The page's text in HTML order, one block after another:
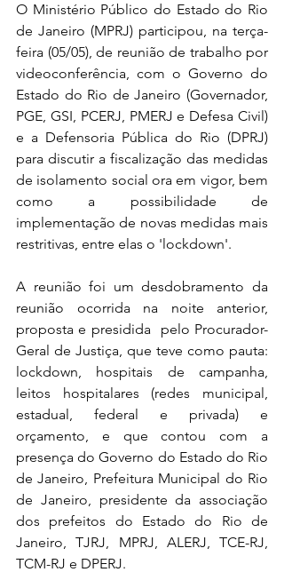
O Ministério Público do Estado do Rio
de Janeiro (MPRJ) participou, na terça-
feira (05/05), de reunião de trabalho por
videoconferência, com o Governo do
Estado do Rio de Janeiro (Governador,
PGE, GSI, PCERJ, PMERJ e Defesa Civil)
e a Defensoria Pública do Rio (DPRJ)
para discutir a fiscalização das medidas
de isolamento social ora em vigor, bem
como a possibilidade de
implementação de novas medidas mais
restritivas, entre elas o 'lockdown'.
A reunião foi um desdobramento da
reunião ocorrida na noite anterior,
proposta e presidida  pelo Procurador-
Geral de Justiça, que teve como pauta:
lockdown, hospitais de campanha,
leitos hospitalares (redes municipal,
estadual, federal e privada) e
orçamento, e que contou com a
presença do Governo do Estado do Rio
de Janeiro, Prefeitura Municipal do Rio
de Janeiro, presidente da associação
dos prefeitos do Estado do Rio de
Janeiro, TJRJ, MPRJ, ALERJ, TCE-RJ,
TCM-RJ e DPERJ.